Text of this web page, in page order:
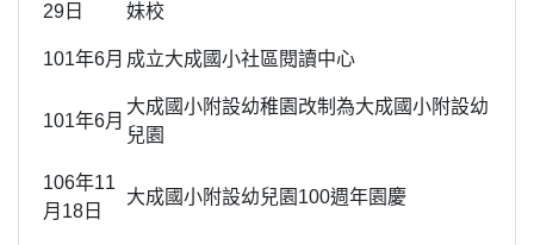
29日
妹校
101年6月 成立大成國小社區閱讀中心
101年6月
大成國小附設幼稚園改制為大成國小附設幼
兒園
106年11
月18日
大成國小附設幼兒園100週年園慶